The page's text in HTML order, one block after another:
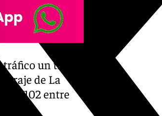
un tramo
de La
7102 entre